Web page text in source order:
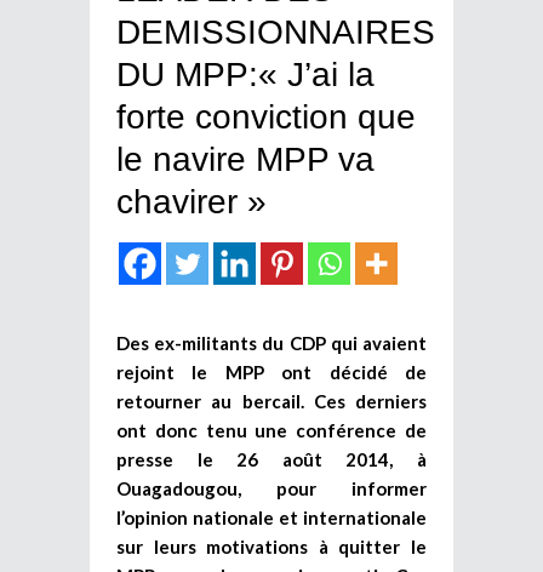
DEMISSIONNAIRES
DU MPP:« J’ai la
forte conviction que
le navire MPP va
chavirer »
Des ex-militants du CDP qui avaient
rejoint le MPP ont décidé de
retourner au bercail. Ces derniers
ont donc tenu une conférence de
presse le 26 août 2014, à
Ouagadougou, pour informer
l’opinion nationale et internationale
sur leurs motivations à quitter le